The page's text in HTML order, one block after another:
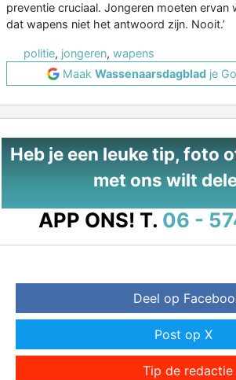
preventie cruciaal. Jongeren moeten
dat wapens niet het antwoord zijn. Nooit.’
politie, jongeren, wapens
Maak Wassenaarsdagbladje
Heb je een leuke tip, foto
met ons wilt
APP ONS! T. 06 -
Deel op
Post op X
Tip de redactie